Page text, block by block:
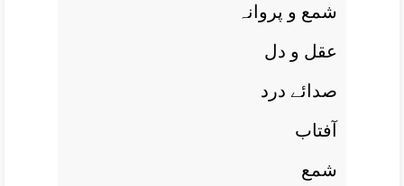
شمع و پروانہ
عقل و دل
صدائے درد
آفتاب
شمع